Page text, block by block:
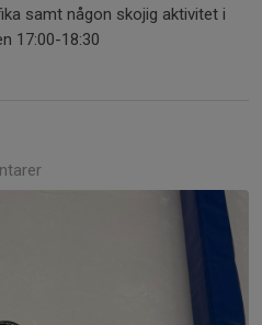
samt någon skojig aktivitet i
17:00-18:30